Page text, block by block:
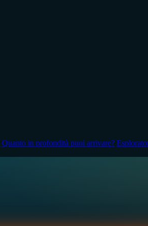
Quanto in profondità puoi arrivare?